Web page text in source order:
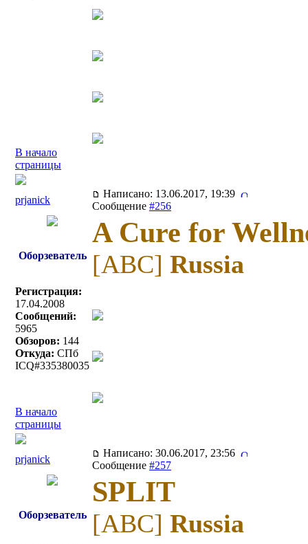
В начало
страницы
prjanick
Написано: 13.06.2017, 19:39
Сообщение #256
Оборзеватель
Регистрация:
17.04.2008
Сообщений:
5965
Обзоров: 144
Откуда: СПб
ICQ#335380035
A Cure for
[ABC] Russia
В начало
страницы
prjanick
Написано: 30.06.2017, 23:56
Сообщение #257
Оборзеватель
SPLIT
[ABC] Russia